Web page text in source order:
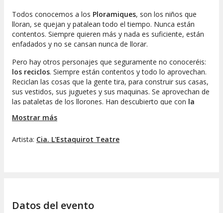
Todos conocemos a los Ploramiques, son los niños que
lloran, se quejan y patalean todo el tiempo. Nunca están
contentos. Siempre quieren más y nada es suficiente, están
enfadados y no se cansan nunca de llorar.
Pero hay otros personajes que seguramente no conoceréis:
los reciclos. Siempre están contentos y todo lo aprovechan.
Reciclan las cosas que la gente tira, para construir sus casas,
sus vestidos, sus juguetes y sus maquinas. Se aprovechan de
las pataletas de los llorones. Han descubierto que con la
artilugios, la tostadora de pan, la máquina de palomitas y
Mostrar más
Artista: Cia. L'Estaquirot Teatre
Datos del evento